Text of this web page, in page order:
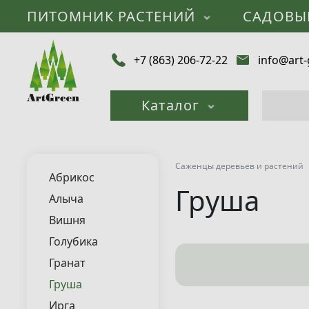
ПИТОМНИК РАСТЕНИЙ
+7 (863) 206-72-22
Каталог
Абрикос
Алыча
Вишня
Голубика
Гранат
Груша
Ирга
Саженцы деревьев и растений
Груша